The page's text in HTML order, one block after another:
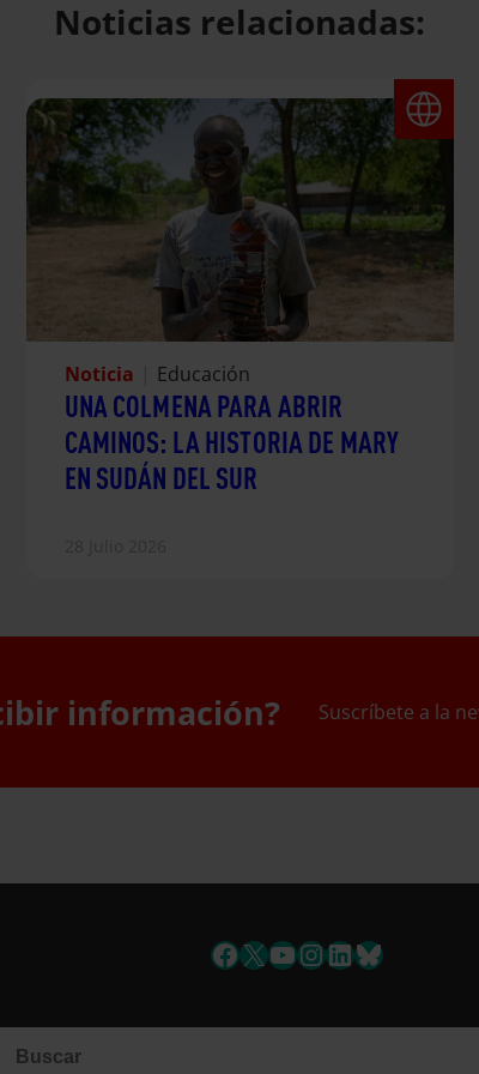
Noticias relacionadas:
Noticia Educación
UNA COLMENA PARA ABRIR
CAMINOS: LA HISTORIA DE MARY
EN SUDÁN DEL SUR
información? Suscríbete a la
Facebook
X YouTube
Instagram
LinkedIn
Bluesky